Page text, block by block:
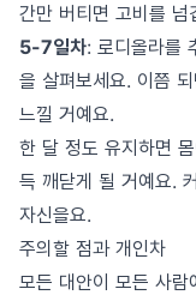
간만 버티면 고비를 넘
5-7일차: 로디올라를
을 살펴보세요. 이쯤
느낄 거예요.
한 달 정도 유지하면
득 깨닫게 될 거예요.
자신을요.
주의할 점과 개인차
모든 대안이 모든 사람